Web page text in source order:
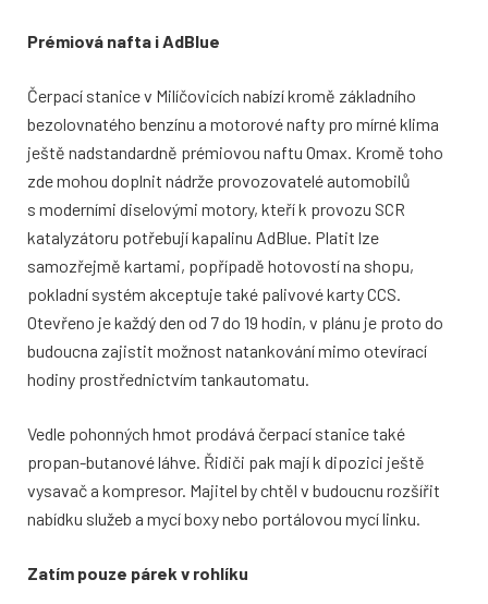
Prémiová nafta i AdBlue
Čerpací stanice v Milíčovicích nabízí kromě základního
bezolovnatého benzínu a motorové nafty pro mírné klima
ještě nadstandardně prémiovou naftu Omax. Kromě toho
zde mohou doplnit nádrže provozovatelé automobilů
s moderními diselovými motory, kteří k provozu SCR
katalyzátoru potřebují kapalinu AdBlue. Platit lze
samozřejmě kartami, popřípadě hotovostí na shopu,
pokladní systém akceptuje také palivové karty CCS.
Otevřeno je každý den od 7 do 19 hodin, v plánu je proto do
budoucna zajistit možnost natankování mimo otevírací
hodiny prostřednictvím tankautomatu.
Vedle pohonných hmot prodává čerpací stanice také
propan-butanové láhve. Řidiči pak mají k dipozici ještě
vysavač a kompresor. Majitel by chtěl v budoucnu rozšířit
nabídku služeb a mycí boxy nebo portálovou mycí linku.
Zatím pouze párek v rohlíku